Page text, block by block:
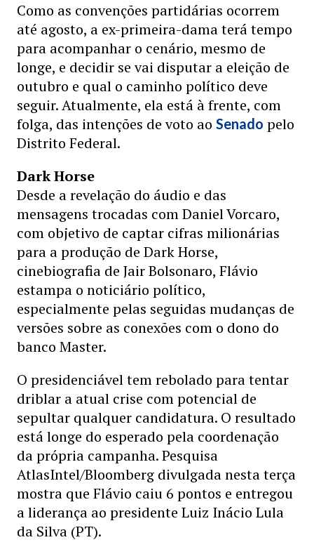
Como as convenções partidárias ocorrem
até agosto, a ex-primeira-dama terá tempo
para acompanhar o cenário, mesmo de
longe, e decidir se vai disputar a eleição de
outubro e qual o caminho político deve
seguir. Atualmente, ela está à frente, com
folga, das intenções de voto ao Senado pelo
Distrito Federal.
Dark Horse
Desde a revelação do áudio e das
mensagens trocadas com Daniel Vorcaro,
com objetivo de captar cifras milionárias
para a produção de Dark Horse,
cinebiografia de Jair Bolsonaro, Flávio
estampa o noticiário político,
especialmente pelas seguidas mudanças de
versões sobre as conexões com o dono do
banco Master.
O presidenciável tem rebolado para tentar
driblar a atual crise com potencial de
sepultar qualquer candidatura. O resultado
está longe do esperado pela coordenação
da própria campanha. Pesquisa
AtlasIntel/Bloomberg divulgada nesta terça
mostra que Flávio caiu 6 pontos e entregou
a liderança ao presidente Luiz Inácio Lula
da Silva (PT).